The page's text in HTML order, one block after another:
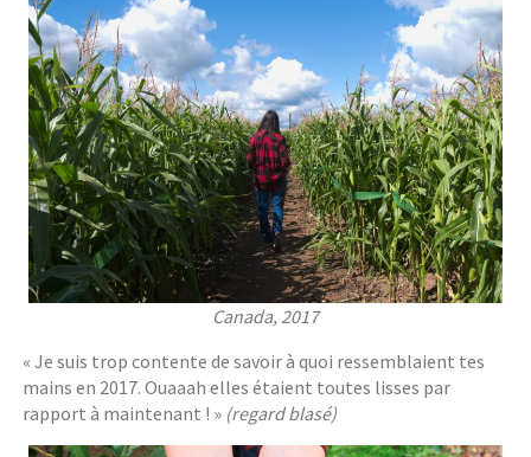
Canada, 2017
« Je suis trop contente de savoir à quoi ressemblaient tes
mains en 2017. Ouaaah elles étaient toutes lisses par
rapport à maintenant ! » (regard blasé)